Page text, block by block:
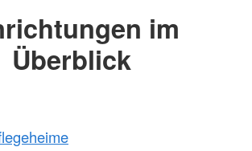
im
Überblick